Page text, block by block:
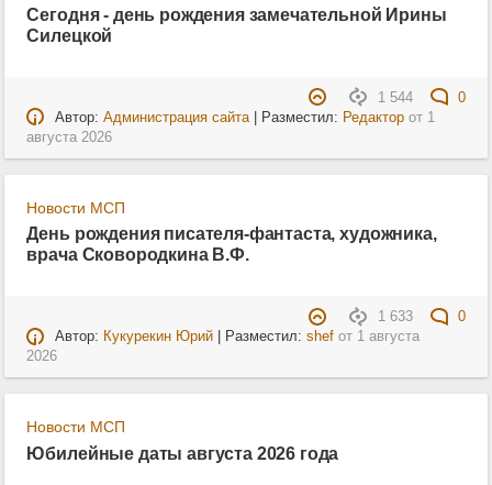
Сегодня - день рождения замечательной Ирины
Силецкой
1 544
0
Автор: Администрация сайта| Разместил: Редакторот 1
августа 2026
Новости МСП
День рождения писателя-фантаста, художника,
врача Сковородкина В.Ф.
1 633
0
Автор: Кукурекин Юрий| Разместил: shefот 1 августа
2026
Новости МСП
Юбилейные даты августа 2026 года